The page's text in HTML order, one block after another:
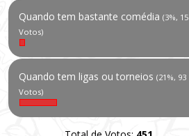
Quando tem bastante comédia (3%, 15
Votos)
Quando tem ligas ou torneios (21%, 93
Votos)